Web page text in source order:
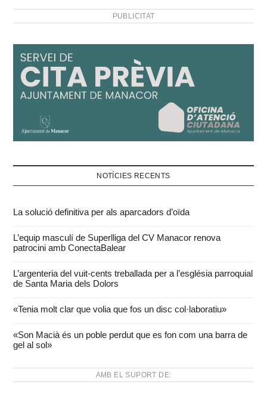
PUBLICITAT
NOTÍCIES RECENTS
La solució definitiva per als aparcadors d’oïda
L’equip masculí de Superlliga del CV Manacor renova
patrocini amb ConectaBalear
L’argenteria del vuit-cents treballada per a l’església parroquial
de Santa Maria dels Dolors
«Tenia molt clar que volia que fos un disc col·laboratiu»
«Son Macià és un poble perdut que es fon com una barra de
gel al sol»
AMB EL SUPORT DE: